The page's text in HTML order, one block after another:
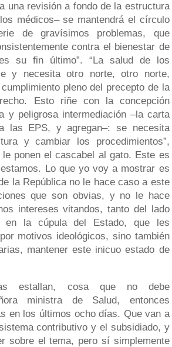
una revisión a fondo de la estructura
médicos– se mantendrá el círculo
de gravísimos problemas, que
contra el bienestar de
su fin último”. “La salud de los
y necesita otro norte, otro norte,
pleno del precepto de la
Esto riñe con la concepción
y peligrosa intermediación –la carta
las EPS, y agregan–: se necesita
y cambiar los procedimientos”,
ponen el cascabel al gato. Este es
Lo que yo voy a mostrar es
la República no le hace caso a este
que son obvias, y no le hace
intereses vitandos, tanto del lado
en la cúpula del Estado, que les
motivos ideológicos, sino también
mantener este inicuo estado de
estallan, cosa que no debe
ministra de Salud, entonces
en los últimos ocho días. Que van a
contributivo y el subsidiado, y
sobre el tema, pero sí simplemente